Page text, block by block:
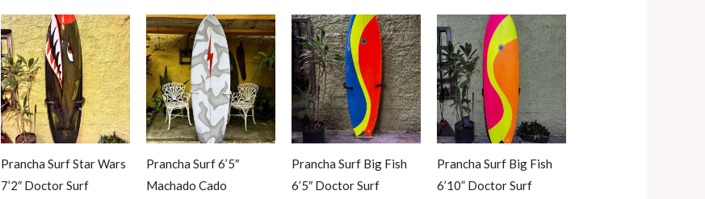
Prancha Surf Star Wars
7’2″ Doctor Surf
Prancha Surf 6’5″
Machado Cado
Prancha Surf Big Fish
6’5″ Doctor Surf
Prancha Surf Big Fish
6’10” Doctor Surf